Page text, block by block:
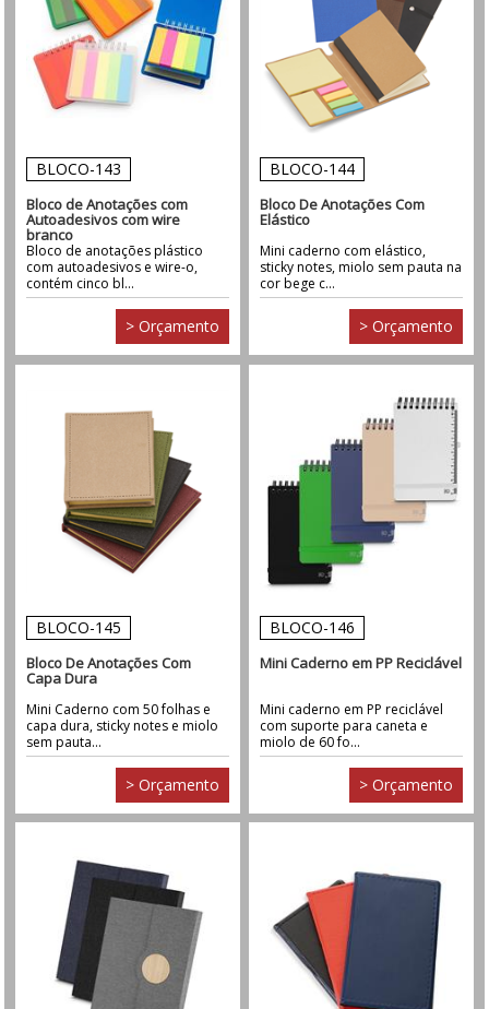
BLOCO-143
Bloco de Anotações com
Autoadesivos com wire
branco
Bloco de anotações plástico
com autoadesivos e wire-o,
contém cinco bl...
> Orçamento
BLOCO-144
Bloco De Anotações Com
Elástico
Mini caderno com elástico,
sticky notes, miolo sem pauta na
cor bege c...
> Orçamento
BLOCO-145
Bloco De Anotações Com
Capa Dura
Mini Caderno com 50 folhas e
capa dura, sticky notes e miolo
sem pauta...
> Orçamento
BLOCO-146
Mini Caderno em PP Reciclável
Mini caderno em PP reciclável
com suporte para caneta e
miolo de 60 fo...
> Orçamento